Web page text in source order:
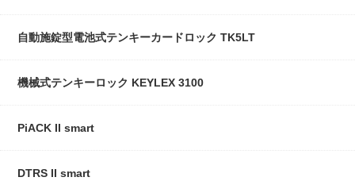
自動施錠型電池式テンキーカードロック TK5LT
機械式テンキーロック KEYLEX 3100
PiACK II smart
DTRS II smart